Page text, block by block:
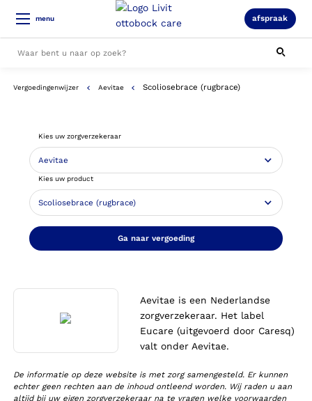
menu afspraak
Alle resultaten
Vergoedingenwijzer Aevitae Scoliosebrace (rugbrace)
Kies uw zorgverzekeraar
Kies uw product
Ga naar vergoeding
Aevitae is een Nederlandse
zorgverzekeraar. Het label
Eucare (uitgevoerd door Caresq)
valt onder Aevitae.
De informatie op deze website is met zorg samengesteld. Er kunnen
echter geen rechten aan de inhoud ontleend worden. Wij raden u aan
altijd bij uw eigen zorgverzekeraar na te vragen welke voorwaarden